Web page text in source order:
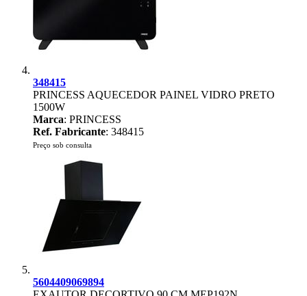
348415
PRINCESS AQUECEDOR PAINEL VIDRO PRETO
1500W
Marca: PRINCESS
Ref. Fabricante: 348415
Preço sob consulta
5604409069894